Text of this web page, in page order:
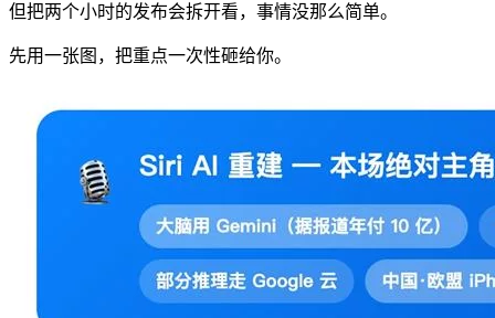
但把两个小时的发布会拆开看，事情没那么简单。
先用一张图，把重点一次性砸给你。